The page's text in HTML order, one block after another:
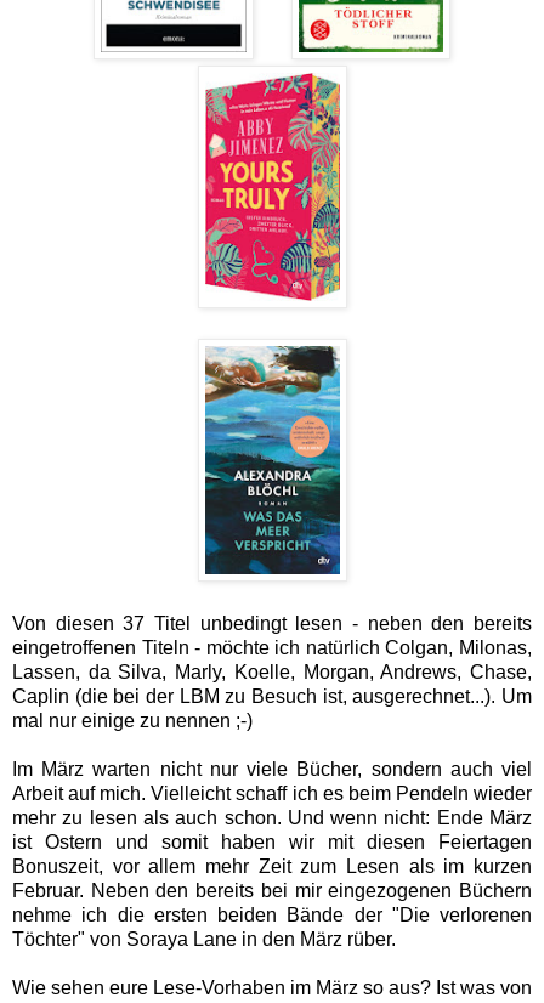
Von diesen 37 Titel unbedingt lesen - neben den bereits
eingetroffenen Titeln - möchte ich natürlich Colgan, Milonas,
Lassen, da Silva, Marly, Koelle, Morgan, Andrews, Chase,
Caplin (die bei der LBM zu Besuch ist, ausgerechnet...). Um
mal nur einige zu nennen ;-)
Im März warten nicht nur viele Bücher, sondern auch viel
Arbeit auf mich. Vielleicht schaff ich es beim Pendeln wieder
mehr zu lesen als auch schon. Und wenn nicht: Ende März
ist Ostern und somit haben wir mit diesen Feiertagen
Bonuszeit, vor allem mehr Zeit zum Lesen als im kurzen
Februar. Neben den bereits bei mir eingezogenen Büchern
nehme ich die ersten beiden Bände der "Die verlorenen
Töchter" von Soraya Lane in den März rüber.
Wie sehen eure Lese-Vorhaben im März so aus? Ist was von